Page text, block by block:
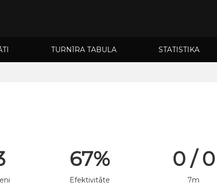
TURNĪRA TABULA STATISTIKA
67%
Efektivitāte
0 / 0
7m